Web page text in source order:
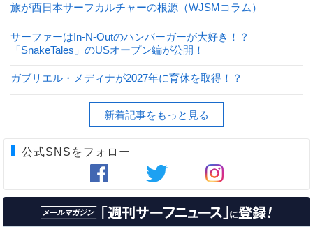
旅が西日本サーフカルチャーの根源（WJSMコラム）
サーファーはIn-N-Outのハンバーガーが大好き！？
「SnakeTales」のUSオープン編が公開！
ガブリエル・メディナが2027年に育休を取得！？
新着記事をもっと見る
公式SNSをフォロー